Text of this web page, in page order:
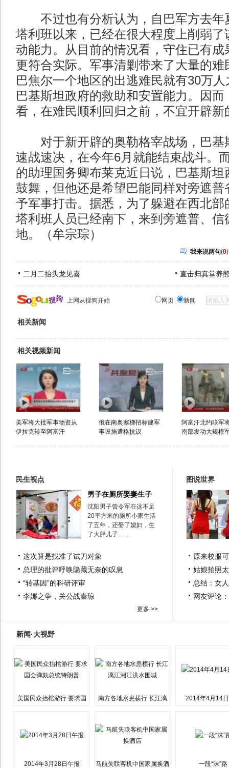
不过也有分析认为，自巴军方去年
塔利班以来，已经在很大程度上削弱了
动能力。从目前的情况看，守住已有成
更符合实际。军事清剿带来了大量的难
巴焦尔一个地区的出逃难民就有30万
巴基斯坦政府的救助和安置能力。因而
看，在难民顺利回归之前，不宜开辟新
对于新开辟的奥勒格宰战场，巴基
速战速决，在今年6月就能结束战斗。
的助理国务卿布莱克近日说，巴基斯坦
鼓舞，但他还是希望巴能同样对旁遮普
予军事打击。据悉，为了躲避在西北部
塔利班人员已经南下，来到旁遮普、信
地。（牟宗琮）
我来说两句(0)
二月二抬头龙见喜 直击归真堂养
上网从搜狗开始 网页 新闻
相关新闻
相关视频新闻
美军将大批军事物资从
伊拉克转至阿富汗
俄在南奥塞梯招标建军
事设施遭格抗议
阿富汗北约联军
南部发动大规模
民生视点
男子在厕所娶妻生子
沈阳男子曾令军在这不足
20平方米的厕所小家生活
了五年，还娶了媳妇，生
了大胖儿子……
这次算是找准了试刀对象
总理的批评呼唤隐藏无奈的叹息
“转基因”的科研评审
李娜之争，关公战秦琼
更多 >>
图说世界
原来校服
姑娘拍照
总结：女
网友评论
新闻·大视野
美国民众抬棺游行 要求国
南方各地水患横行 长江漓
2014年4月14
2014年3月28日午报 马航失联客机中国家属换酒 一段“沫”路